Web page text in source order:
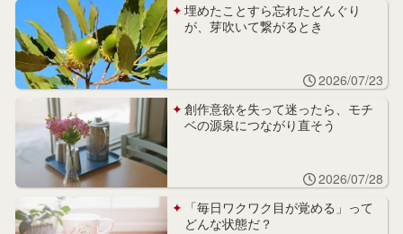
埋めたことすら忘れたどんぐり
が、芽吹いて繋がるとき
2026/07/23
創作意欲を失って迷ったら、モチ
ベの源泉につながり直そう
2026/07/28
「毎日ワクワク目が覚める」って
どんな状態だ？